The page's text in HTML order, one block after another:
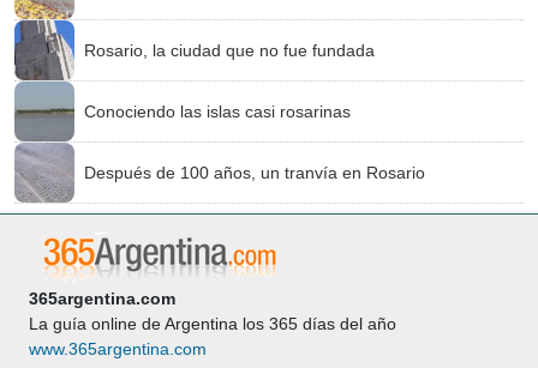
Rosario, la ciudad que no fue fundada
Conociendo las islas casi rosarinas
Después de 100 años, un tranvía en Rosario
365argentina.com
La guía online de Argentina los 365 días del año
www.365argentina.com